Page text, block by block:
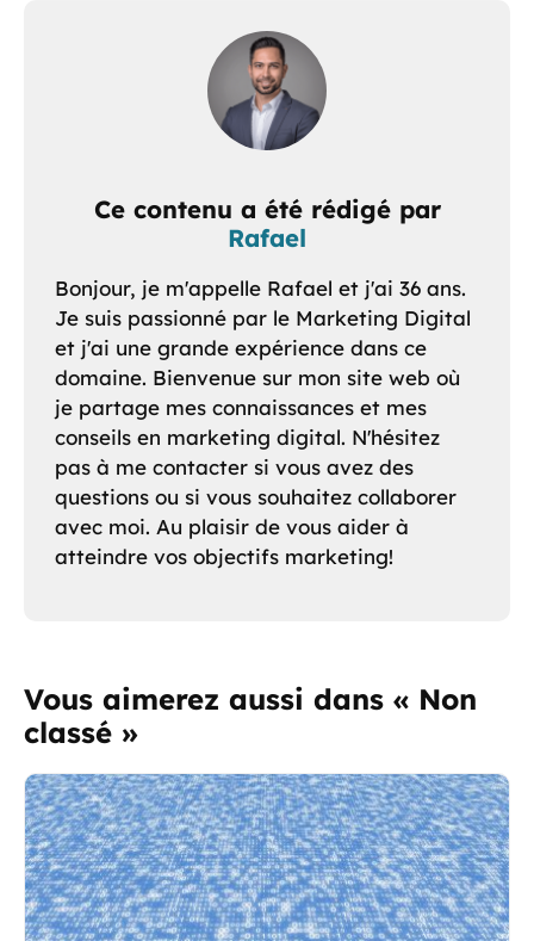
Ce contenu a été rédigé par
Rafael
Bonjour, je m'appelle Rafael et j'ai 36 ans.
Je suis passionné par le Marketing Digital
et j'ai une grande expérience dans ce
domaine. Bienvenue sur mon site web où
je partage mes connaissances et mes
conseils en marketing digital. N'hésitez
pas à me contacter si vous avez des
questions ou si vous souhaitez collaborer
avec moi. Au plaisir de vous aider à
atteindre vos objectifs marketing!
Vous aimerez aussi dans « Non
classé »